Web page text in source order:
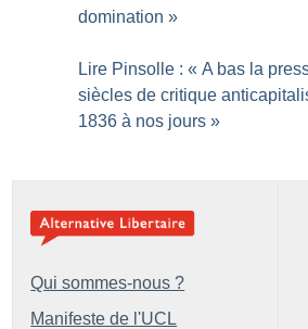
domination »
Lire Pinsolle : « A bas la
siècles de critique
1836 à nos jours »
Qui sommes-nous ?
Manifeste de l'UCL